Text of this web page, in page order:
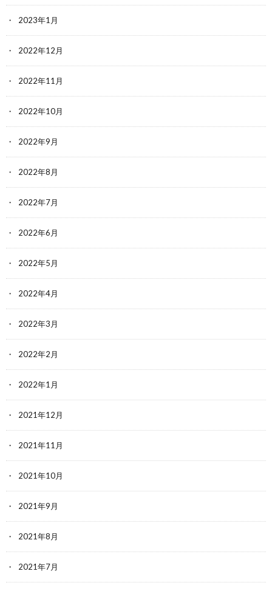
2023年1月
2022年12月
2022年11月
2022年10月
2022年9月
2022年8月
2022年7月
2022年6月
2022年5月
2022年4月
2022年3月
2022年2月
2022年1月
2021年12月
2021年11月
2021年10月
2021年9月
2021年8月
2021年7月